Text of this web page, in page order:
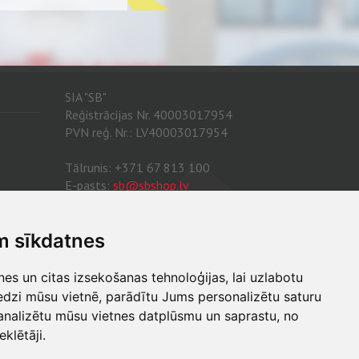
sīkdatnes
un citas izsekošanas tehnoloģijas, lai uzlabotu
mūsu vietnē, parādītu Jums personalizētu saturu
mūsu vietnes datplūsmu un saprastu, no
SIA "SB"
Reģistrācijas Nr. 40003017954
PVN reģ. Nr.: LV40003017954
Tālrunis: +371 67 813 100
E-pasts: sb@sbshop.lv
E-pasts: